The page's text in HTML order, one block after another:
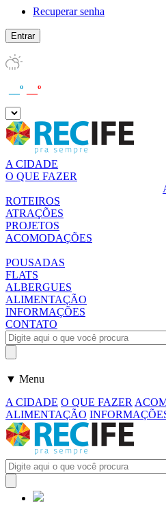
Recuperar senha
__º __º
A CIDADE
O QUE FAZER
ROTEIROS
ATRAÇÕES
PROJETOS
ACOMODAÇÕES
POUSADAS
FLATS
ALBERGUES
ALIMENTAÇÃO
INFORMAÇÕES
CONTATO
▼ Menu
A CIDADE O QUE FAZER
ALIMENTAÇÃO